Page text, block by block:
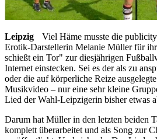
Leipzig
Viel Häme musste die
Erotik-Darstellerin Melanie Müller für
schießt ein Tor" zur diesjährigen
Internet einstecken. Sei es der als zu
oder die auf körperliche Reize
Musikvideo – nur eine sehr kleine
Lied der Wahl-Leipzigerin bisher etwas
Darum hat Müller in den letzten beiden
komplett überarbeitet und als Song zur